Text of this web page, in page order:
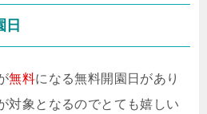
無料になる無料開園日があり
対象となるのでとても嬉しい